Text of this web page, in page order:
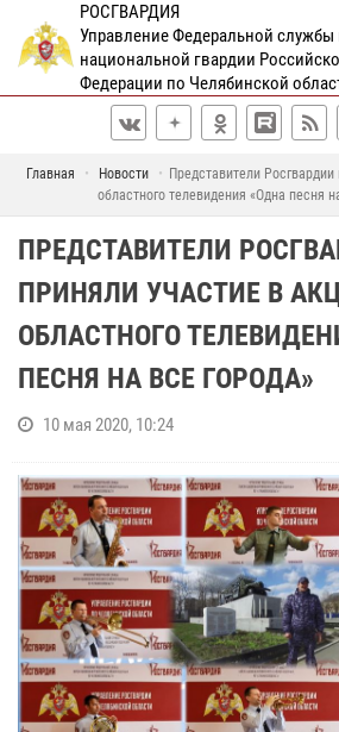
РОСГВАРДИЯ
Управление Федеральной службы
национальной гвардии
Федерации по Челябинской
Главная Новости
Представители
областного телевидения «Одна песня
ПРЕДСТАВИТЕЛИ
ПРИНЯЛИ УЧАСТИЕ В
ОБЛАСТНОГО
ПЕСНЯ НА ВСЕ ГОРОДА»
10 мая 2020, 10:24